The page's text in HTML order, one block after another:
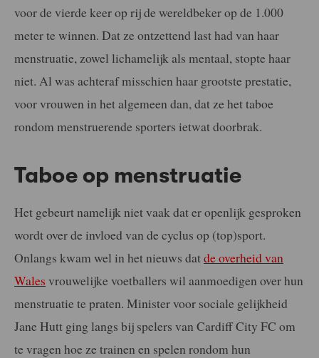
voor de vierde keer op rij de wereldbeker op de 1.000
meter te winnen. Dat ze ontzettend last had van haar
menstruatie, zowel lichamelijk als mentaal, stopte haar
niet. Al was achteraf misschien haar grootste prestatie,
voor vrouwen in het algemeen dan, dat ze het taboe
rondom menstruerende sporters ietwat doorbrak.
Taboe op menstruatie
Het gebeurt namelijk niet vaak dat er openlijk gesproken
wordt over de invloed van de cyclus op (top)sport.
Onlangs kwam wel in het nieuws datde overheid van
Wales vrouwelijke voetballers wil aanmoedigen over hun
menstruatie te praten. Minister voor sociale gelijkheid
Jane Hutt ging langs bij spelers van Cardiff City FC om
te vragen hoe ze trainen en spelen rondom hun